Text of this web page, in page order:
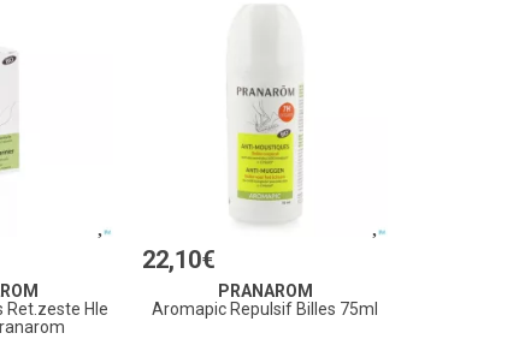
Ret.zeste Hle
22,10€
PRANAROM
Aromapic Repulsif Billes 75ml